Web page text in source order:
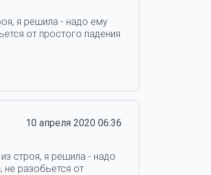
я решила - надо ему
от простого падения
10 апреля 2020 06:36
строя, я решила - надо
не разобьется от